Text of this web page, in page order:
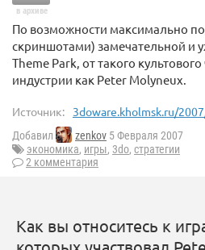
в архиве
По возможности максимально
скриншотами) замечательной и
Theme Park, от такого
индустрии как Peter Molyneux.
Источник: 3doware.kholmsk.ru/
Добавил zenkov 5 Февраля 2007
экономика, игры, 3do, стратегии
2 комментария
Как вы относитесь к